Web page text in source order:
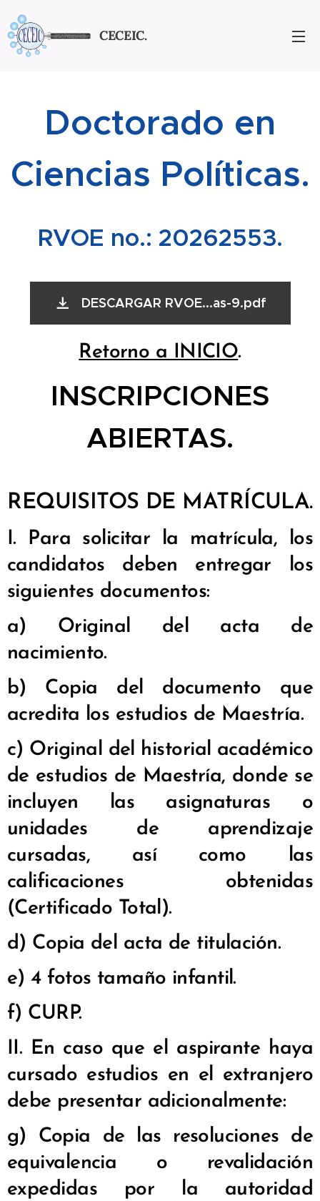
CECEIC.
Doctorado en
Ciencias Políticas.
RVOE no.: 20262553.
DESCARGAR RVOE...as-9.pdf
Retorno a INICIO.
INSCRIPCIONES
ABIERTAS.
REQUISITOS DE MATRÍCULA.
I. Para solicitar la matrícula, los
candidatos deben entregar los
siguientes documentos:
a) Original del acta de
nacimiento.
b) Copia del documento que
acredita los estudios de Maestría.
c) Original del historial académico
de estudios de Maestría, donde se
incluyen las asignaturas o
unidades de aprendizaje
cursadas, así como las
calificaciones obtenidas
(Certificado Total).
d) Copia del acta de titulación.
e) 4 fotos tamaño infantil.
f) CURP.
II. En caso que el aspirante haya
cursado estudios en el extranjero
debe presentar adicionalmente:
g) Copia de las resoluciones de
equivalencia o revalidación
expedidas por la autoridad